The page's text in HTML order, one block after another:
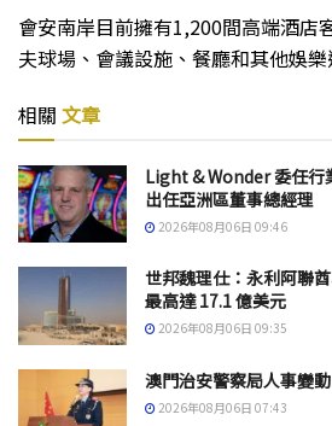
會安南岸目前擁有1,200間高端酒店
夫球場、會議設施、餐廳和其他娛樂
相關 文章
Light & Wonder 委任
出任亞洲區董事總經理
2026年08月06日 09:46
世邦魏理仕：永利阿聯
最高達 17.1 億美元
2026年08月06日 09:35
澳門治安警察局人事變
2026年08月06日 07:43